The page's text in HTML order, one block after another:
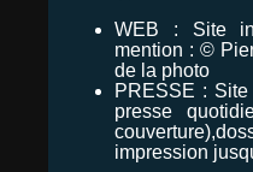
WEB : Site
mention : ©
de la photo
PRESSE : Site
presse
impression